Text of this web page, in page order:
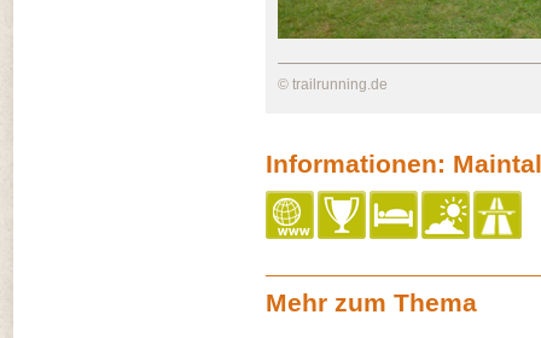
© trailrunning.de
Informationen:
Mehr zum Thema